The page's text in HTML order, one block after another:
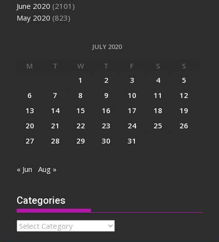
June 2020 (2101)
May 2020 (823)
JULY 2020
M T W T F S
S
1
2 3 4
5
6
7 8 9 10 11
12
13
14 15 16 17 18
19
20
21 22 23 24 25
26
27
28 29 30 31
« Jun Aug »
Categories
Categories